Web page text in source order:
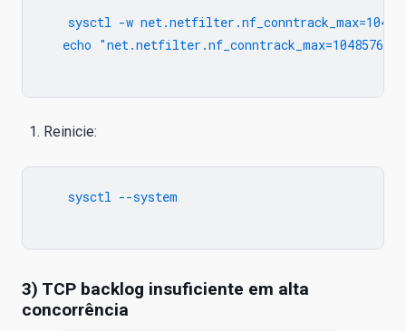
sysctl -w
echo "net.netfilter.nf_conntrack_max=1048576"
Reinicie:
   sysctl --system
3) TCP backlog insuficiente em alta
concorrência